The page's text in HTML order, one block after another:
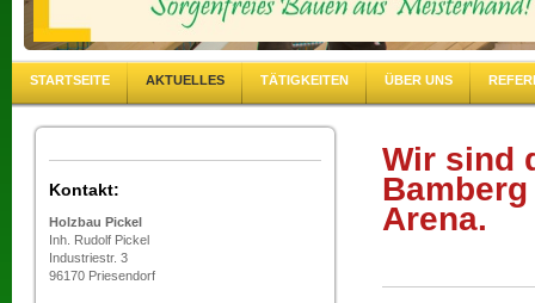
STARTSEITE AKTUELLES TÄTIGKEITEN ÜBER UNS
Kontakt:
Holzbau Pickel
Inh. Rudolf Pickel
Industriestr. 3
96170 Priesendorf
Wir sind
Arena.